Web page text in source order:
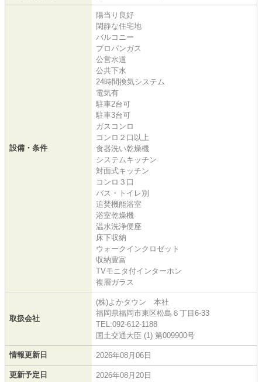
設備・条件
陽当り良好
閑静な住宅地
バルコニー
プロパンガス
公営水道
公共下水
24時間換気システム
電気有
駐車2台可
駐車3台可
ガスコンロ
コンロ２口以上
食器洗い乾燥機
システムキッチン
対面式キッチン
コンロ３口
バス・トイレ別
追焚機能浴室
浴室乾燥機
温水洗浄便座
床下収納
ウォークインクロゼット
収納豊富
TVモニタ付インターホン
複層ガラス
取扱会社
(株)よかタウン 本社
福岡県福岡市東区松島６丁目6-33
TEL:092-612-1188
国土交通大臣 (1) 第009900号
情報更新日 2026年08月06日
更新予定日 2026年08月20日